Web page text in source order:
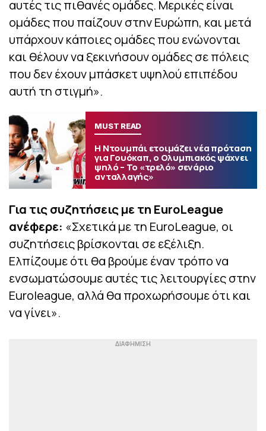
αυτές τις πιθανές ομάδες. Μερικές είναι
ομάδες που παίζουν στην Ευρώπη, και μετά
υπάρχουν κάποιες ομάδες που ενώνονται
και θέλουν να ξεκινήσουν ομάδες σε πόλεις
που δεν έχουν μπάσκετ υψηλού επιπέδου
αυτή τη στιγμή».
MUST READ
Η Ντουμπάι ετοιμάζει νέα πρόταση
για Γουόκαπ, ο Ολυμπιακός ψάχνει
ψηλό – Το «τρελό» σενάριο
ανταλλαγής»
Για τις συζητήσεις με τη EuroLeague
ανέφερε: «Σχετικά με τη EuroLeague, οι
συζητήσεις βρίσκονται σε εξέλιξη.
Ελπίζουμε ότι θα βρούμε έναν τρόπο να
ενσωματώσουμε αυτές τις λειτουργίες στην
Euroleague, αλλά θα προχωρήσουμε ότι και
να γίνει».